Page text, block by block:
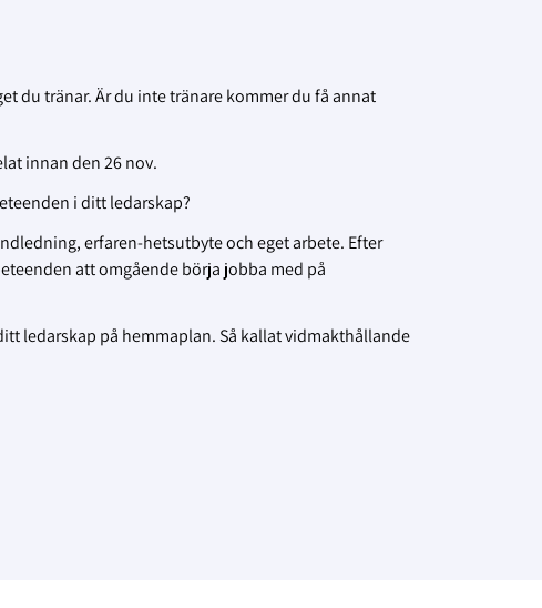
du tränar. Är du inte tränare kommer du få annat
innan den 26 nov.
i ditt ledarskap?
erfaren-hetsutbyte och eget arbete. Efter
att omgående börja jobba med på
ledarskap på hemmaplan. Så kallat vidmakthållande